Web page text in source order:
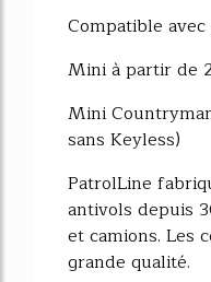
Compatible
Mini à partir de
Mini
sans Keyless)
PatrolLine
antivols depuis
et camions. Les
grande qualité.